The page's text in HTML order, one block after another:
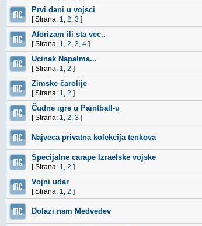
Prvi dani u vojsci
[ Strana: 1, 2, 3 ]
Aforizam ili sta vec..
[ Strana: 1, 2, 3, 4 ]
Ucinak Napalma...
[ Strana: 1, 2 ]
Zimske čarolije
[ Strana: 1, 2 ]
Čudne igre u Paintball-u
[ Strana: 1, 2, 3 ]
Najveca privatna kolekcija tenkova
Specijalne carape Izraelske vojske
[ Strana: 1, 2 ]
Vojni udar
[ Strana: 1, 2 ]
Dolazi nam Medvedev